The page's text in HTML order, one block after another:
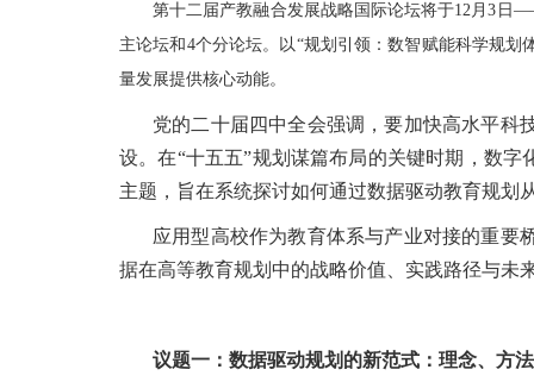
第十二届产教融合发展战略国际论坛将于12月3日
主论坛和4个分论坛。以“规划引领：数智赋能科学规
量发展提供核心动能。
党的二十届四中全会强调，要加快高水平科
设。在“十五五”规划谋篇布局的关键时期，数
主题，旨在系统探讨如何通过数据驱动教育规划
应用型高校作为教育体系与产业对接的重要
据在高等教育规划中的战略价值、实践路径与未
议题一：数据驱动规划的新范式：理念、方